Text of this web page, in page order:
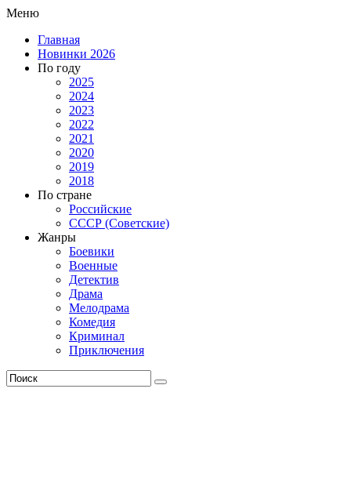
Меню
Главная
Новинки 2026
По году
2025
2024
2023
2022
2021
2020
2019
2018
По стране
Российские
СССР (Советские)
Жанры
Боевики
Военные
Детектив
Драма
Мелодрама
Комедия
Криминал
Приключения